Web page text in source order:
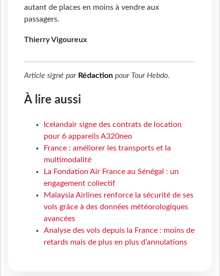
autant de places en moins à vendre aux
passagers.
Thierry Vigoureux
Article signé par Rédaction pour Tour Hebdo.
À lire aussi
Icelandair signe des contrats de location
pour 6 appareils A320neo
France : améliorer les transports et la
multimodalité
La Fondation Air France au Sénégal : un
engagement collectif
Malaysia Airlines renforce la sécurité de ses
vols grâce à des données météorologiques
avancées
Analyse des vols depuis la France : moins de
retards mais de plus en plus d’annulations